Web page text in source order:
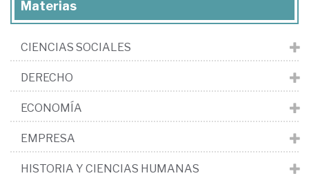
Materias
CIENCIAS SOCIALES
DERECHO
ECONOMÍA
EMPRESA
HISTORIA Y CIENCIAS HUMANAS